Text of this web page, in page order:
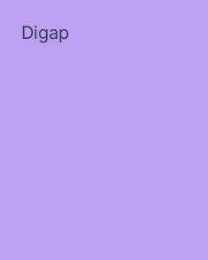
Digap